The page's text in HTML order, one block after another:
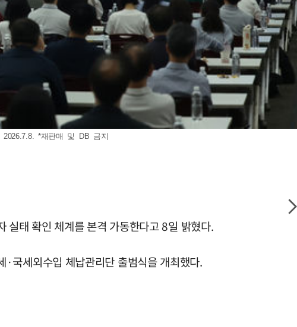
*재판매 및 DB 금지
실태 확인 체계를 본격 가동한다고 8일 밝혔다.
국세외수입 체납관리단 출범식을 개최했다.